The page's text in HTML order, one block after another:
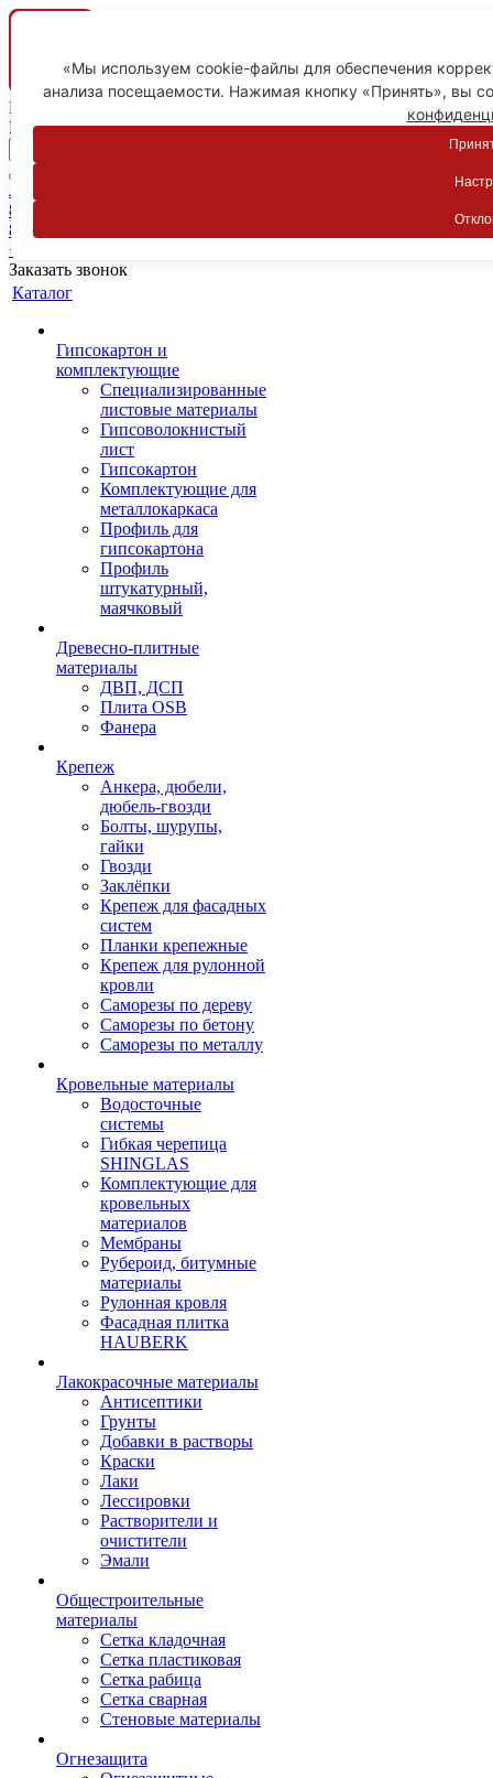
Ваш город
Пятигорск
Личный кабинет
8-800-775-59-89
8-800-775-59-89
+7 918 754-83-77
Заказать звонок
Каталог
Гипсокартон и
комплектующие
Специализированные
листовые материалы
Гипсоволокнистый
лист
Гипсокартон
Комплектующие для
металлокаркаса
Профиль для
гипсокартона
Профиль
штукатурный,
маячковый
Древесно-плитные
материалы
ДВП, ДСП
Плита OSB
Фанера
Крепеж
Анкера, дюбели,
дюбель-гвозди
Болты, шурупы,
гайки
Гвозди
Заклёпки
Крепеж для фасадных
систем
Планки крепежные
Крепеж для рулонной
кровли
Саморезы по дереву
Саморезы по бетону
Саморезы по металлу
Кровельные материалы
Водосточные
системы
Гибкая черепица
SHINGLAS
Комплектующие для
кровельных
материалов
Мембраны
Рубероид, битумные
материалы
Рулонная кровля
Фасадная плитка
HAUBERK
Лакокрасочные материалы
Антисептики
Грунты
Добавки в растворы
Краски
Лаки
Лессировки
Растворители и
очистители
Эмали
Общестроительные
материалы
Сетка кладочная
Сетка пластиковая
Сетка рабица
Сетка сварная
Стеновые материалы
Огнезащита
«Мы используем cookie-файлы для обеспечения
анализа посещаемости. Нажимая кнопку «Принять», вы